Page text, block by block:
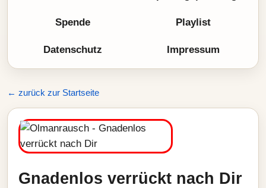
Spende Playlist
Datenschutz Impressum
← zurück zur Startseite
Gnadenlos verrückt nach Dir